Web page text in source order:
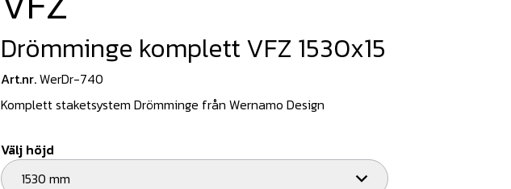
Drömminge komplett VFZ 1530x15
Art.nr.WerDr-740
Komplett staketsystem Drömminge från Wernamo Design
Välj höjd
1530 mm